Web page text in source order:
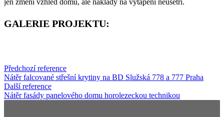
jen změní vzhled domu, ale náklady na vytápění neušetří.
GALERIE PROJEKTU:
Předchozí reference
Nátěr falcované střešní krytiny na BD Služská 778 a 777 Praha
Další reference
Nátěr fasády panelového domu horolezeckou technikou